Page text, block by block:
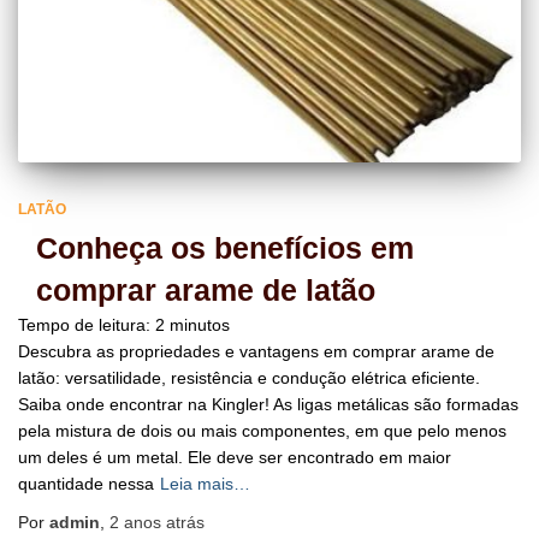
LATÃO
Conheça os benefícios em
comprar arame de latão
Tempo de leitura: 2 minutos
Descubra as propriedades e vantagens em comprar arame de
latão: versatilidade, resistência e condução elétrica eficiente.
Saiba onde encontrar na Kingler! As ligas metálicas são formadas
pela mistura de dois ou mais componentes, em que pelo menos
um deles é um metal. Ele deve ser encontrado em maior
quantidade nessa Leia mais…
Por admin 2 anos atrás